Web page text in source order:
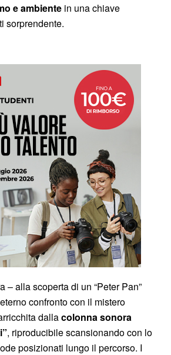
e ambiente in una chiave
sorprendente.
– alla scoperta di un “Peter Pan”
confronto con il mistero
dallacolonna sonora
, riproducibile scansionando con lo
posizionati lungo il percorso. I